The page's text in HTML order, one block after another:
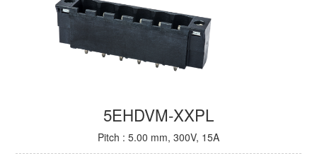
5EHDVM-XXPL
Pitch : 5.00 mm, 300V, 15A